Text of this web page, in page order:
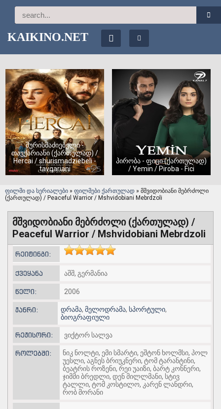
KAIKINO.NET
შურისმაძიებელი -
თავქარიანი (ქართულად) /
Hercai / shurismadziebeli -
tavqariani
პირობა - ფიცი (ქართულად)
/ Yemin / Piroba - Fici
ფილმი და სერიალები » ფილმები ქართულად » მშვიდობიანი მებრძოლი
(ქართულად) / Peaceful Warrior / Mshvidobiani Mebrdzoli
მშვიდობიანი მებრძოლი (ქართულად) /
Peaceful Warrior / Mshvidobiani Mebrdzoli
რეიტინგი:
ქვეყანა აშშ, გერმანია
წელი: 2006
ჟანრი: დრამა, მელოდრამა, სპორტული,
ბიოგრაფიული
რეჟისორი: ვიქტორ სალვა
როლებში:
ნიკ ნოლტი, ემი სმარტი, ეშტონ ხოლმსი, პოლ
უესლი, აგნეს ბრიუკნერი, ტომ ტარანტინი,
ბეატრის როზენი, რეი უაიზი, ბარტ კონნერი,
ჯიმმი ბრედლი, დენ მილლმანი, სტივ
ტალლი, ტომ კოსტილო, კარენ ლანდრი,
რობ მორანი